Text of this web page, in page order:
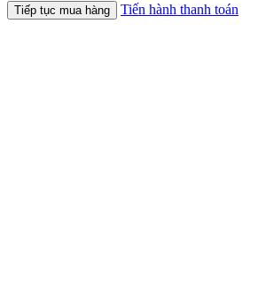
Tiếp tục mua hàng Tiến hành thanh toán